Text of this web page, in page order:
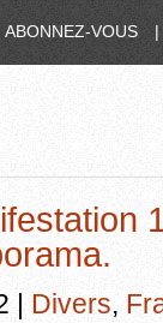
ABONNEZ-VOUS |
| Divers,